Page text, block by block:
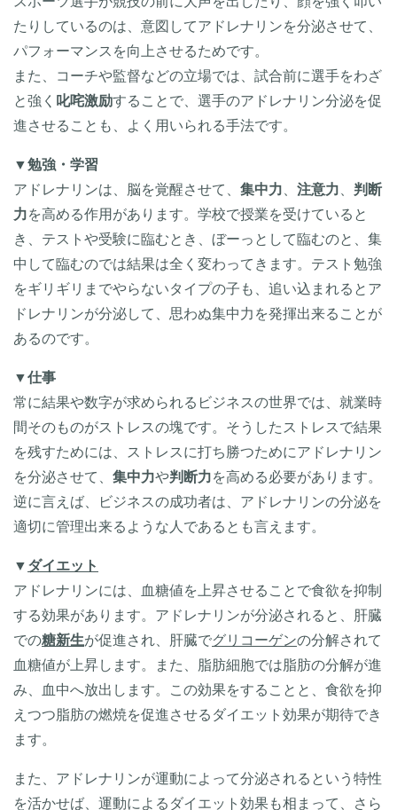
たりしているのは、意図してアドレナリンを分泌させて、
パフォーマンスを向上させるためです。
また、コーチや監督などの立場では、試合前に選手をわざ
と強く 叱咤激励することで、選手のアドレナリン分泌を促
進させることも、よく用いられる手法です。
▼勉強・学習
アドレナリンは、脳を覚醒させて、 集中力 注意力
判断
力を高める作用があります。学校で授業を受けていると
き、テストや受験に臨むとき、ぼーっとして臨むのと、集
中して臨むのでは結果は全く変わってきます。テスト勉強
をギリギリまでやらないタイプの子も、追い込まれるとア
ドレナリンが分泌して、思わぬ集中力を発揮出来ることが
あるのです。
▼仕事
常に結果や数字が求められるビジネスの世界では、就業時
間そのものがストレスの塊です。そうしたストレスで結果
を残すためには、ストレスに打ち勝つためにアドレナリン
を分泌させて、 集中力や判断力を高める必要があります。
逆に言えば、ビジネスの成功者は、アドレナリンの分泌を
適切に管理出来るような人であるとも言えます。
▼ ダイエット
アドレナリンには、血糖値を上昇させることで食欲を抑制
する効果があります。アドレナリンが分泌されると、肝臓
での糖新生が促進され、肝臓でグリコーゲンの分解されて
血糖値が上昇します。また、脂肪細胞では脂肪の分解が進
み、血中へ放出します。この効果をすることと、食欲を抑
えつつ脂肪の燃焼を促進させるダイエット効果が期待でき
ます。
また、アドレナリンが運動によって分泌されるという特性
を活かせば、運動によるダイエット効果も相まって、さら